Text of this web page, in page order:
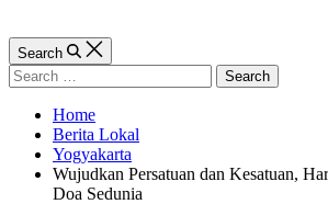
Search
Search
for:
Home
Berita Lokal
Yogyakarta
Wujudkan Persatuan dan Kesatuan,
Doa Sedunia